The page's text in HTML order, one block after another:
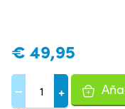
€ 49,95
− +